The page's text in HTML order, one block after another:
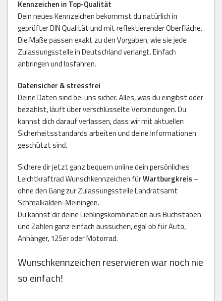
Kennzeichen in Top-Qualität
Dein neues Kennzeichen bekommst du natürlich in
geprüfter DIN Qualität und mit reflektierender Oberfläche.
Die Maße passen exakt zu den Vorgaben, wie sie jede
Zulassungsstelle in Deutschland verlangt. Einfach
anbringen und losfahren.
Datensicher & stressfrei
Deine Daten sind bei uns sicher. Alles, was du eingibst oder
bezahlst, läuft über verschlüsselte Verbindungen. Du
kannst dich darauf verlassen, dass wir mit aktuellen
Sicherheitsstandards arbeiten und deine Informationen
geschützt sind.
Sichere dir jetzt ganz bequem online dein persönliches
Leichtkraftrad Wunschkennzeichen fürWartburgkreis –
ohne den Gang zur Zulassungsstelle Landratsamt
Schmalkalden-Meiningen.
Du kannst dir deine Lieblingskombination aus Buchstaben
und Zahlen ganz einfach aussuchen, egal ob für Auto,
Anhänger, 125er oder Motorrad.
Wunschkennzeichen reservieren war noch nie
so einfach!